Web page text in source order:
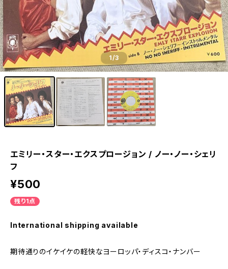
1/3
エミリー・スター・エクスプロージョン / ノー・ノー・シェリ
フ
¥500
残り1点
International shipping available
期待通りのイケイケの軽快なヨーロッパ・ディスコ・ナンバー